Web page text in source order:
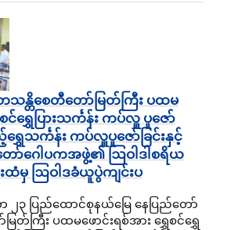
တသန္တိစေတီတော်မြတ်ကြီး ပထမ
င်ရွှေပြားသင်္ကန်း ကပ်လှူ ပူဇော်
ရွှေသင်္ကန်း ကပ်လှူပူဇော်ခြင်းနှင့်
ော်‌ဂေါပကအဖွဲ့၏ ဩဝါဒါစရိယ
းထံမှ ဩဝါဒခံယူပွဲကျင်းပ
၂၃ ပြည်ထောင်စုနယ်မြေ နေပြည်တော်
မြတ်ကြီး ပထမဖောင်းရစ်အား ရွှေစင်ရွှေ